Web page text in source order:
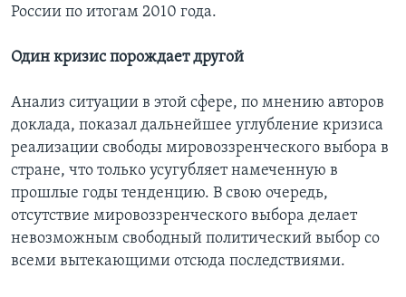
России по итогам 2010 года.
Один кризис порождает другой
Анализ ситуации в этой сфере, по мнению авторов
доклада, показал дальнейшее углубление кризиса
реализации свободы мировоззренческого выбора в
стране, что только усугубляет намеченную в
прошлые годы тенденцию. В свою очередь,
отсутствие мировоззренческого выбора делает
невозможным свободный политический выбор со
всеми вытекающими отсюда последствиями.